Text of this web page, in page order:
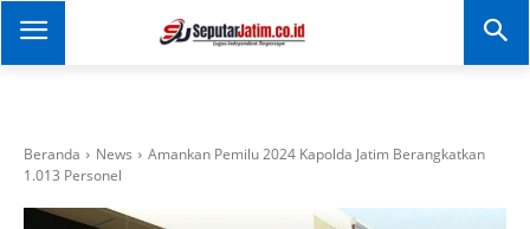
SEPUTAR JATIM
Portal Informasi Dan
Beranda News
Amankan Pemilu 2024 Kapolda Jatim Berangkatkan
1.013 Personel